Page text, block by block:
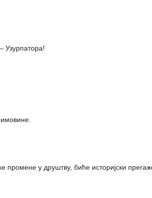
Узурпатора!
промене у друштву, биће историјски